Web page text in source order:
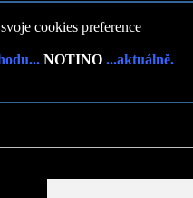
cookies preference
NOTINO ...aktuálně.